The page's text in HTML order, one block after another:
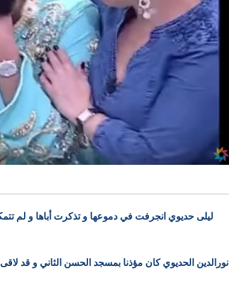
ليلى حديوي انجرفت في دموعها و تذكرت أباها و لم
نورالدين الحديوي كان مؤذنا بمسجد الحسن الثاني و قد